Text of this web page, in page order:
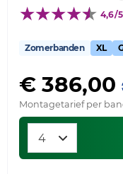
4,6/5
Zomerbanden XL
€ 386,00
Montagetarief per